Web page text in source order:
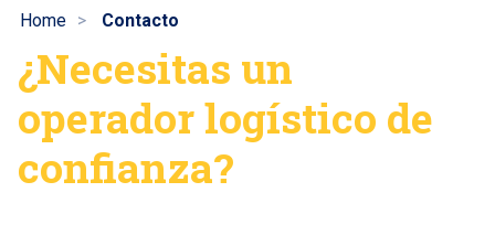
Home Contacto
¿Necesitas un
operadorlogístico de
confianza?